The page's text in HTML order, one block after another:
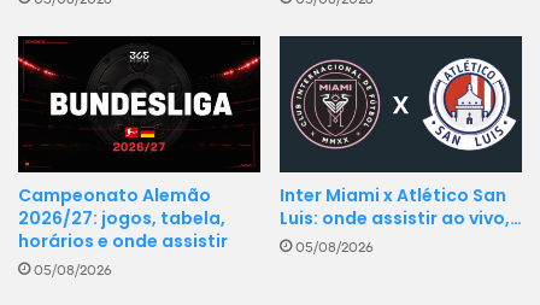
Campeonato Alemão
2026/27: jogos, tabela,
horários e onde assistir
05/08/2026
Inter Miami x Atlético San
Luis: onde assistir ao vivo,…
05/08/2026